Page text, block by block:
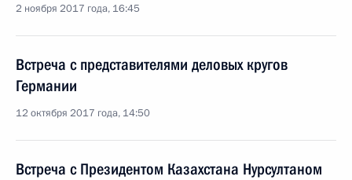
2 ноября 2017 года, 16:45
Встреча с представителями деловых кругов
Германии
12 октября 2017 года, 14:50
Встреча с Президентом Казахстана Нурсултаном